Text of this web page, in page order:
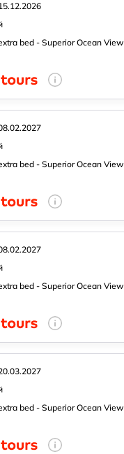
bed - Superior Ocean View
bed - Superior Ocean View
bed - Superior Ocean View
bed - Superior Ocean View